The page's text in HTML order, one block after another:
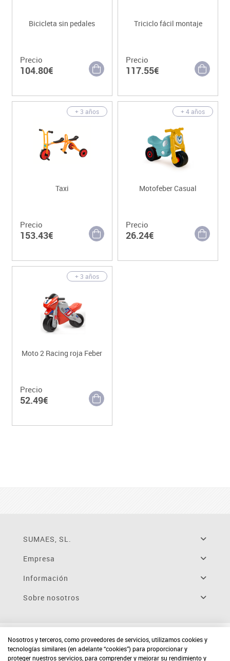
Bicicleta sin pedales
Precio
104.80€
Triciclo fácil montaje
Precio
117.55€
+ 3 años
Taxi
Precio
153.43€
+ 4 años
Motofeber Casual
Precio
26.24€
+ 3 años
Moto 2 Racing roja Feber
Precio
52.49€
SUMAES, SL.
Empresa
Información
Sobre nosotros
Nosotros y terceros, como proveedores de servicios, utilizamos cookies y
tecnologías similares (en adelante “cookies”) para proporcionar y
proteger nuestros servicios, para comprender y mejorar su rendimiento y